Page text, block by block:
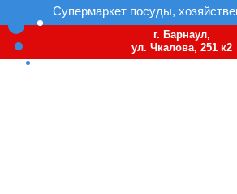
Супермаркет посуды,
г. Барнаул,
ул. Чкалова, 251 к2